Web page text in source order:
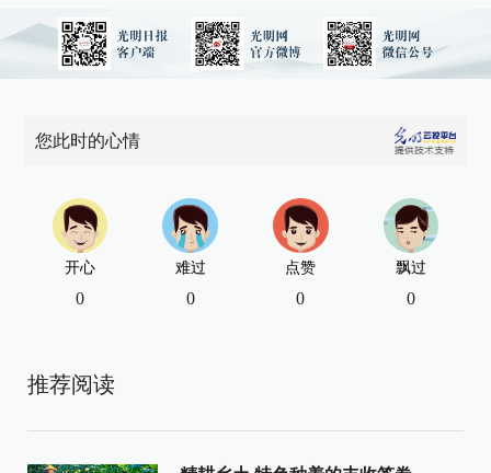
您此时的心情
开心
0
难过
0
点赞
0
飘过
0
推荐阅读